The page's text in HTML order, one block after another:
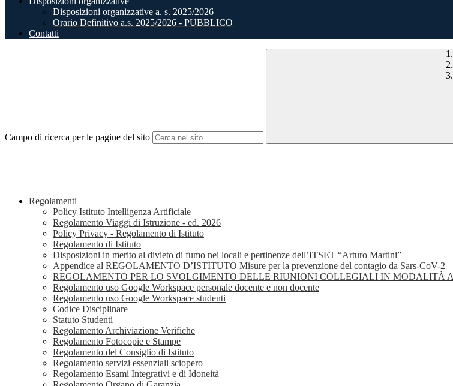
Disposizioni organizzative a. s. 2025/2026
Orario Definitivo a.s. 2025/2026 - PUBBLICO
Contatti
Campo di ricerca per le pagine del sito
Regolamenti
Policy Istituto Intelligenza Artificiale
Regolamento Viaggi di Istruzione - ed. 2026
Policy Privacy - Regolamento di Istituto
Regolamento di Istituto
Disposizioni in merito al divieto di fumo nei locali e pertinenze dell’ITSET “Arturo Martini”
Appendice al REGOLAMENTO D’ISTITUTO Misure per la prevenzione del contagio da Sars-CoV-2
REGOLAMENTO PER LO SVOLGIMENTO DELLE RIUNIONI COLLEGIALI IN MODALITÀ
Regolamento uso Google Workspace personale docente e non docente
Regolamento uso Google Workspace studenti
Codice Disciplinare
Statuto Studenti
Regolamento Archiviazione Verifiche
Regolamento Fotocopie e Stampe
Regolamento del Consiglio di Istituto
Regolamento servizi essenziali sciopero
Regolamento Esami Integrativi e di Idoneità